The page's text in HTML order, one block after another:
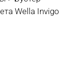
Wella Invigo